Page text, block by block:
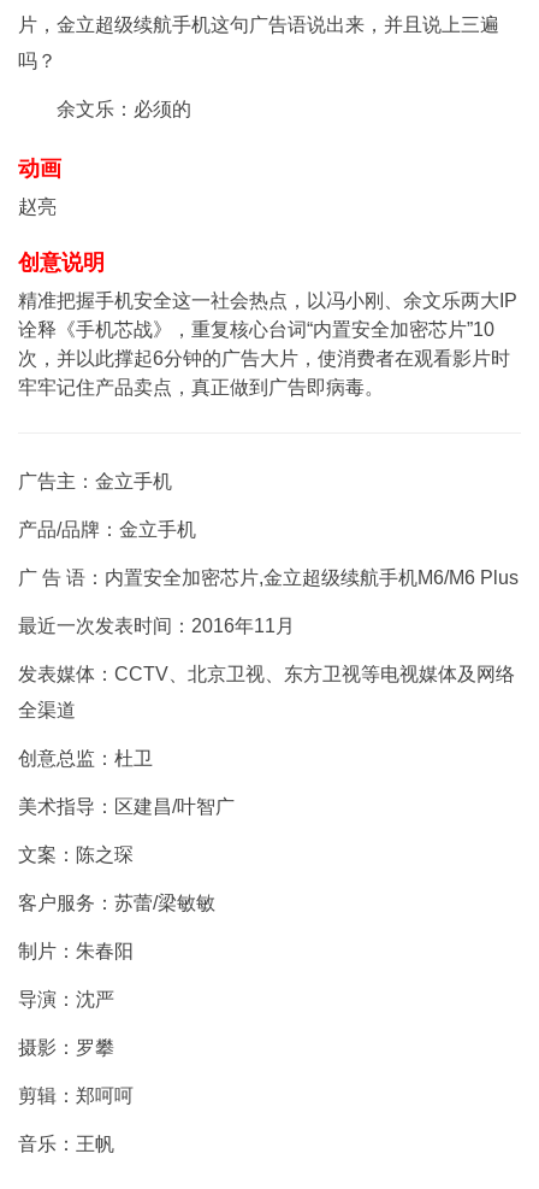
片，金立超级续航手机这句广告语说出来，并且说上三遍
吗？
余文乐：必须的
动画
赵亮
创意说明
精准把握手机安全这一社会热点，以冯小刚、余文乐两大IP
诠释《手机芯战》，重复核心台词“内置安全加密芯片”10
次，并以此撑起6分钟的广告大片，使消费者在观看影片时
牢牢记住产品卖点，真正做到广告即病毒。
广告主：金立手机
产品/品牌：金立手机
广 告 语：内置安全加密芯片,金立超级续航手机M6/M6 Plus
最近一次发表时间：2016年11月
发表媒体：CCTV、北京卫视、东方卫视等电视媒体及网络
全渠道
创意总监：杜卫
美术指导：区建昌/叶智广
文案：陈之琛
客户服务：苏蕾/梁敏敏
制片：朱春阳
导演：沈严
摄影：罗攀
剪辑：郑呵呵
音乐：王帆